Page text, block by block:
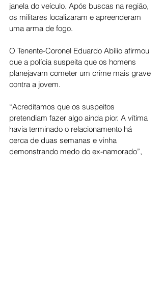
janela do veículo. Após buscas na região,
os militares localizaram e apreenderam
uma arma de fogo.
O Tenente-Coronel Eduardo Abílio afirmou
que a polícia suspeita que os homens
planejavam cometer um crime mais grave
contra a jovem.
“Acreditamos que os suspeitos
pretendiam fazer algo ainda pior. A vítima
havia terminado o relacionamento há
cerca de duas semanas e vinha
demonstrando medo do ex-namorado”,